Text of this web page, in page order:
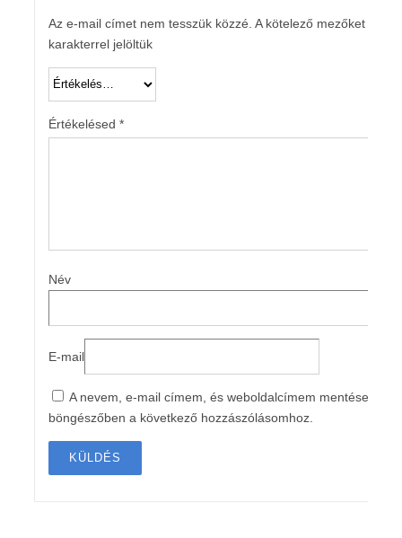
Az e-mail címet nem tesszük közzé. A kötelező mezőket
karakterrel jelöltük
Értékelésed *
Név
E-mail
A nevem, e-mail címem, és weboldalcímem mentése a
böngészőben a következő hozzászólásomhoz.